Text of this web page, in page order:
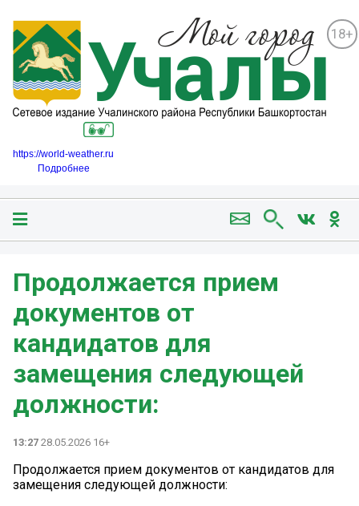
18+
https://world-weather.ru
Подробнее
Продолжается прием
документов от
кандидатов для
замещения следующей
должности:
13:27 28.05.2026 16+
Продолжается прием документов от кандидатов для
замещения следующей должности: